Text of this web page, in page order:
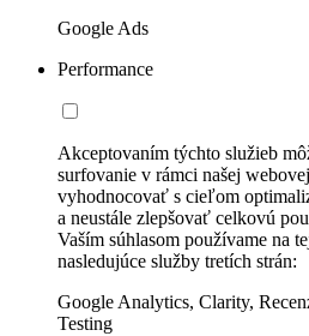
Google Ads
Performance
Akceptovaním týchto služieb
surfovanie v rámci našej
vyhodnocovať s cieľom
a neustále zlepšovať celkovú
Vaším súhlasom používame na
nasledujúce služby tretích strán:
Google Analytics, Clarity,
Testing